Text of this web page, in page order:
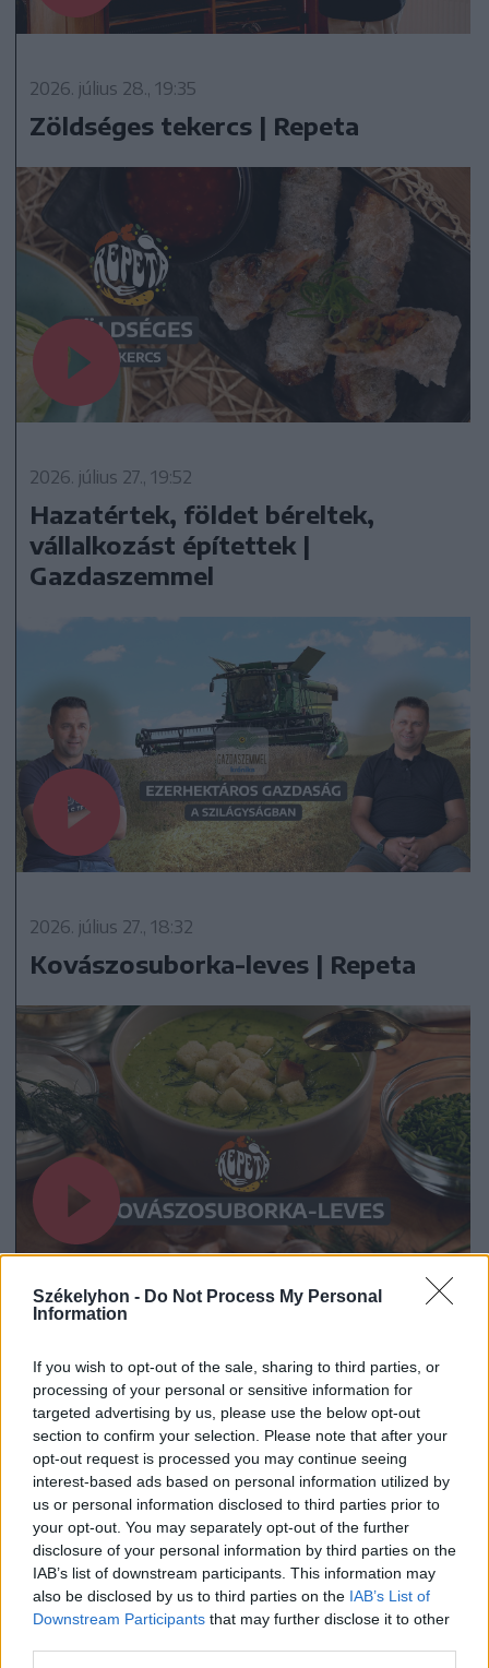
Székelyhon - Do Not Process My Personal
Information
If you wish to opt-out of the sale, sharing to third parties, or
processing of your personal or sensitive information for
targeted advertising by us, please use the below opt-out
section to confirm your selection. Please note that after your
opt-out request is processed you may continue seeing
interest-based ads based on personal information utilized by
us or personal information disclosed to third parties prior to
your opt-out. You may separately opt-out of the further
disclosure of your personal information by third parties on the
IAB’s list of downstream participants. This information may
also be disclosed by us to third parties on the IAB’s List of
Downstream Participants that may further disclose it to other
2026. július 28., 19:35
Zöldséges tekercs | Repeta
2026. július 27., 19:52
Hazatértek, földet béreltek,
vállalkozást építettek |
Gazdaszemmel
2026. július 27., 18:32
Kovászosuborka-leves | Repeta
2026. július 19., 11:07
ötletként indult, értékes
eseménnyé vált